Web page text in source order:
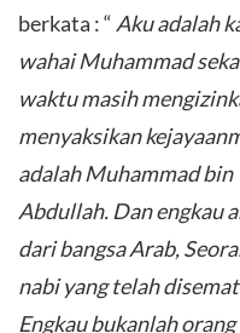
berkata : “ Aku adalah
wahai Muhammad
waktu masih
menyaksikan
adalah Muhammad bin
Abdullah. Dan engkau
dari bangsa Arab,
nabi yang telah
Engkau bukanlah